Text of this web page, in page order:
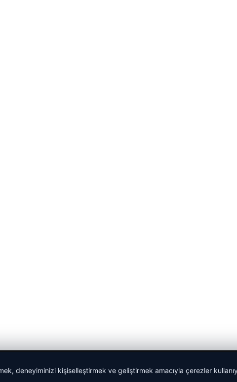
deneyiminizi kişiselleştirmek ve geliştirmek amacıyla çerezler